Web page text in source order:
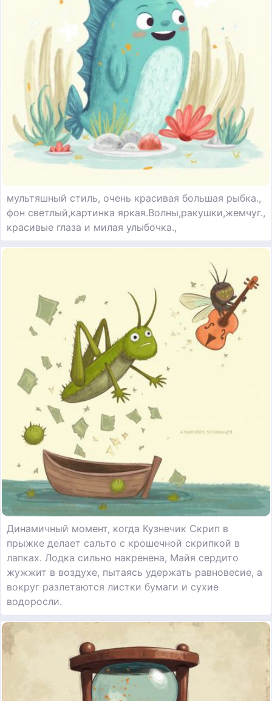
мультяшный стиль, очень красивая большая рыбка.,
фон светлый,картинка яркая.Волны,ракушки,жемчуг.,
красивые глаза и милая улыбочка.,
Динамичный момент, когда Кузнечик Скрип в
прыжке делает сальто с крошечной скрипкой в
лапках. Лодка сильно накренена, Майя сердито
жужжит в воздухе, пытаясь удержать равновесие, а
вокруг разлетаются листки бумаги и сухие
водоросли.